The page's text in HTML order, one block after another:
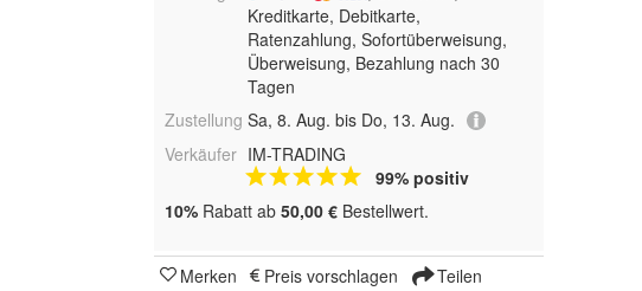
Kreditkarte, Debitkarte,
Ratenzahlung, Sofortüberweisung,
Überweisung, Bezahlung nach 30
Tagen
Zustellung Sa, 8. Aug. bis Do, 13. Aug.
Verkäufer IM-TRADING
99% positiv
10% Rabatt ab 50,00 € Bestellwert.
Merken Preis vorschlagen Teilen